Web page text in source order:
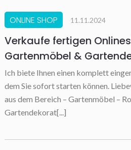
ONLINE SHOP 11.11.2024
Verkaufe fertigen
Gartenmöbel &
Ich biete Ihnen einen komplett
dem Sie sofort starten können.
aus dem Bereich – Gartenmöbel –
Gartendekorat[...]